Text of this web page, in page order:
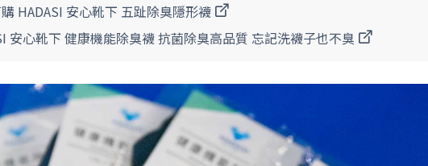
HADASI 安心靴下 五趾除臭隱形襪
安心靴下 健康機能除臭襪 抗菌除臭高品質 忘記洗襪子也不臭